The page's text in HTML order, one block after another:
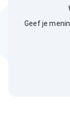
Geef je